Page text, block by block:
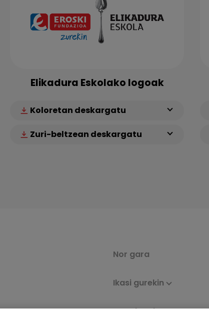
Elikadura Eskolako logoak
Koloretan deskargatu
Zuri-beltzean deskargatu
Nor gara
Ikasi gurekin